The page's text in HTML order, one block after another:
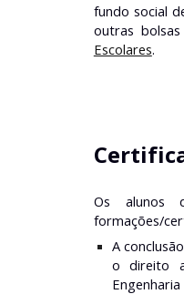
fundo social
outras
Escolares.
Os alunos
formações/
A
o direito
Engenharia